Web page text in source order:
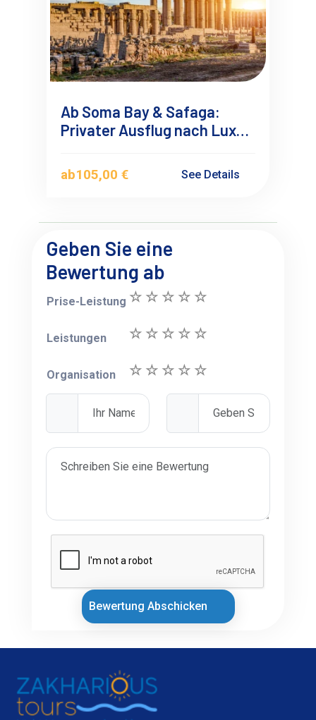
Ab Soma Bay & Safaga:
Privater Ausflug nach Luxor
ab105,00 € See Details
Geben Sie eine
Bewertung ab
Prise-Leistung
Leistungen
Organisation
Bewertung Abschicken